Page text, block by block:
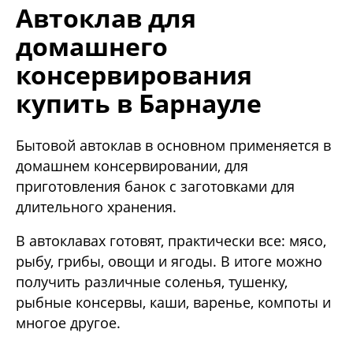
Автоклав для
домашнего
консервирования
купить в Барнауле
Бытовой автоклав в основном применяется в
домашнем консервировании, для
приготовления банок с заготовками для
длительного хранения.
В автоклавах готовят, практически все: мясо,
рыбу, грибы, овощи и ягоды. В итоге можно
получить различные соленья, тушенку,
рыбные консервы, каши, варенье, компоты и
многое другое.